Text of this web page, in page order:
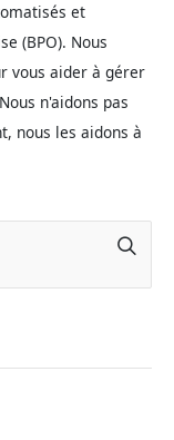
et
(BPO). Nous
vous aider à gérer
n'aidons pas
nous les aidons à